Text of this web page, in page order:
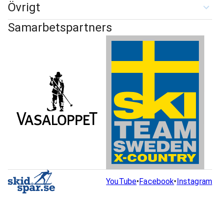
Övrigt
Samarbetspartners
YouTube•Facebook•Instagram